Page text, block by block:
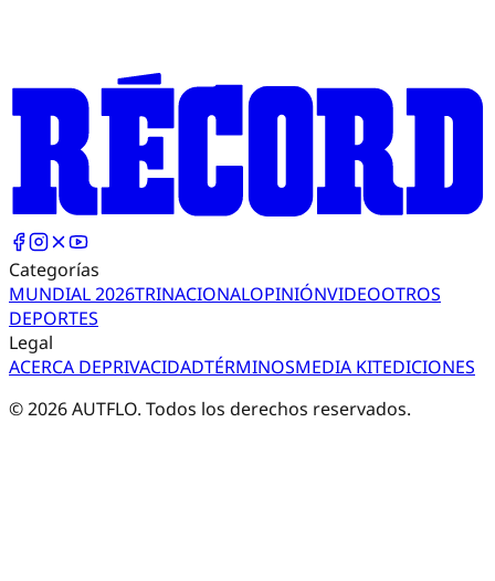
Categorías
MUNDIAL 2026TRINACIONALOPINIÓNVIDEOOTROS
DEPORTES
Legal
ACERCA DEPRIVACIDADTÉRMINOSMEDIA KITEDICIONES
©2026AUTFLO. Todos los derechos reservados.